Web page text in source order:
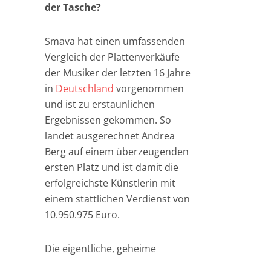
der Tasche?
Smava hat einen umfassenden
Vergleich der Plattenverkäufe
der Musiker der letzten 16 Jahre
in Deutschland vorgenommen
und ist zu erstaunlichen
Ergebnissen gekommen. So
landet ausgerechnet Andrea
Berg auf einem überzeugenden
ersten Platz und ist damit die
erfolgreichste Künstlerin mit
einem stattlichen Verdienst von
10.950.975 Euro.
Die eigentliche, geheime